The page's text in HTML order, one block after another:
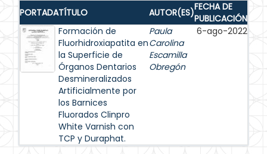
PORTADATÍTULO AUTOR(ES)FECHA DE
PUBLICACIÓN
Formación de
Fluorhidroxiapatita en
la Superficie de
Órganos Dentarios
Desmineralizados
Artificialmente por
los Barnices
Fluorados Clinpro
White Varnish con
TCP y Duraphat.
Paula
Carolina
Escamilla
Obregón
6-ago-2022